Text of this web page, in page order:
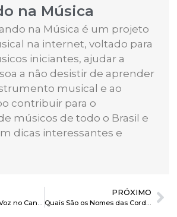
na Música
na Música é um projeto
na internet, voltado para
iniciantes, ajudar a
a não desistir de aprender
musical e ao
contribuir para o
músicos de todo o Brasil e
dicas interessantes e
O Que é Segunda Voz no Canto?
PRÓXIMO
Quais São os Nomes das Cordas do Violão?